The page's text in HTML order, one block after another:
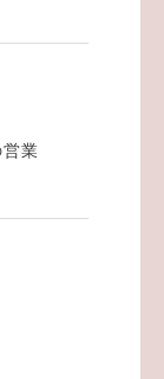
業